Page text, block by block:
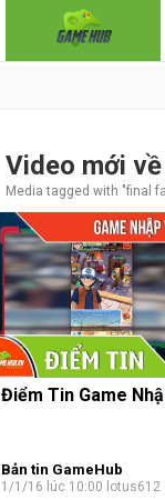
Video mới
Media tagged with "final
Điểm Tin Game
Bản tin GameHub
1/1/16 lúc 10:00 lotus612